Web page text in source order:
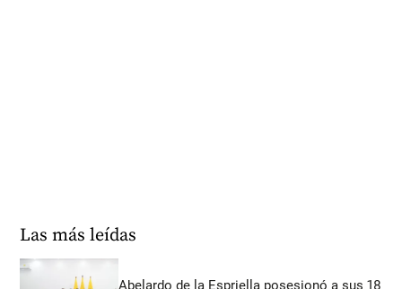
Las más leídas
Abelardo de la Espriella posesionó a sus 18